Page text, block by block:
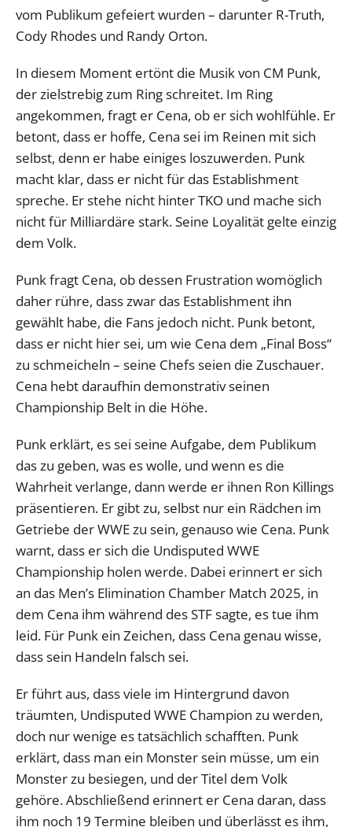
vom Publikum gefeiert wurden – darunter R-Truth,
Cody Rhodes und Randy Orton.
In diesem Moment ertönt die Musik von CM Punk,
der zielstrebig zum Ring schreitet. Im Ring
angekommen, fragt er Cena, ob er sich wohlfühle. Er
betont, dass er hoffe, Cena sei im Reinen mit sich
selbst, denn er habe einiges loszuwerden. Punk
macht klar, dass er nicht für das Establishment
spreche. Er stehe nicht hinter TKO und mache sich
nicht für Milliardäre stark. Seine Loyalität gelte einzig
dem Volk.
Punk fragt Cena, ob dessen Frustration womöglich
daher rühre, dass zwar das Establishment ihn
gewählt habe, die Fans jedoch nicht. Punk betont,
dass er nicht hier sei, um wie Cena dem „Final Boss“
zu schmeicheln – seine Chefs seien die Zuschauer.
Cena hebt daraufhin demonstrativ seinen
Championship Belt in die Höhe.
Punk erklärt, es sei seine Aufgabe, dem Publikum
das zu geben, was es wolle, und wenn es die
Wahrheit verlange, dann werde er ihnen Ron Killings
präsentieren. Er gibt zu, selbst nur ein Rädchen im
Getriebe der WWE zu sein, genauso wie Cena. Punk
warnt, dass er sich die Undisputed WWE
Championship holen werde. Dabei erinnert er sich
an das Men’s Elimination Chamber Match 2025, in
dem Cena ihm während des STF sagte, es tue ihm
leid. Für Punk ein Zeichen, dass Cena genau wisse,
dass sein Handeln falsch sei.
Er führt aus, dass viele im Hintergrund davon
träumten, Undisputed WWE Champion zu werden,
doch nur wenige es tatsächlich schafften. Punk
erklärt, dass man ein Monster sein müsse, um ein
Monster zu besiegen, und der Titel dem Volk
gehöre. Abschließend erinnert er Cena daran, dass
ihm noch 19 Termine bleiben und überlässt es ihm,